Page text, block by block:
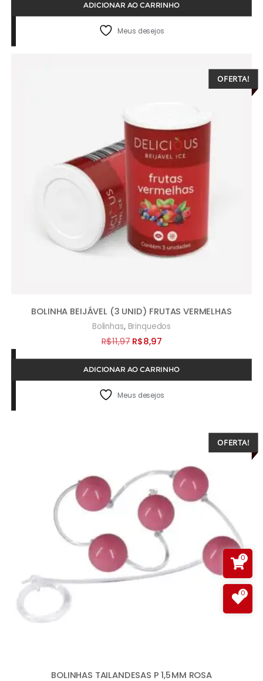
original
R$64,97.
atual
ADICIONAR AO CARRINHO
Meus desejos
OFERTA!
BOLINHA BEIJÁVEL (3 UNID) FRUTAS VERMELHAS
Bolinhas, Brinquedos
R$11,97 O
preço
original
R$11,97.
R$8,97O
preço
atual
ADICIONAR AO CARRINHO
Meus desejos
OFERTA!
BOLINHAS TAILANDESAS P 1,5MM ROSA
0
0